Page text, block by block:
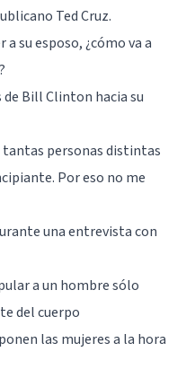
Ted Cruz.
su esposo, ¿cómo va a
Bill Clinton hacia su
tantas personas distintas
Por eso no me
una entrevista con
a un hombre sólo
del cuerpo
las mujeres a la hora